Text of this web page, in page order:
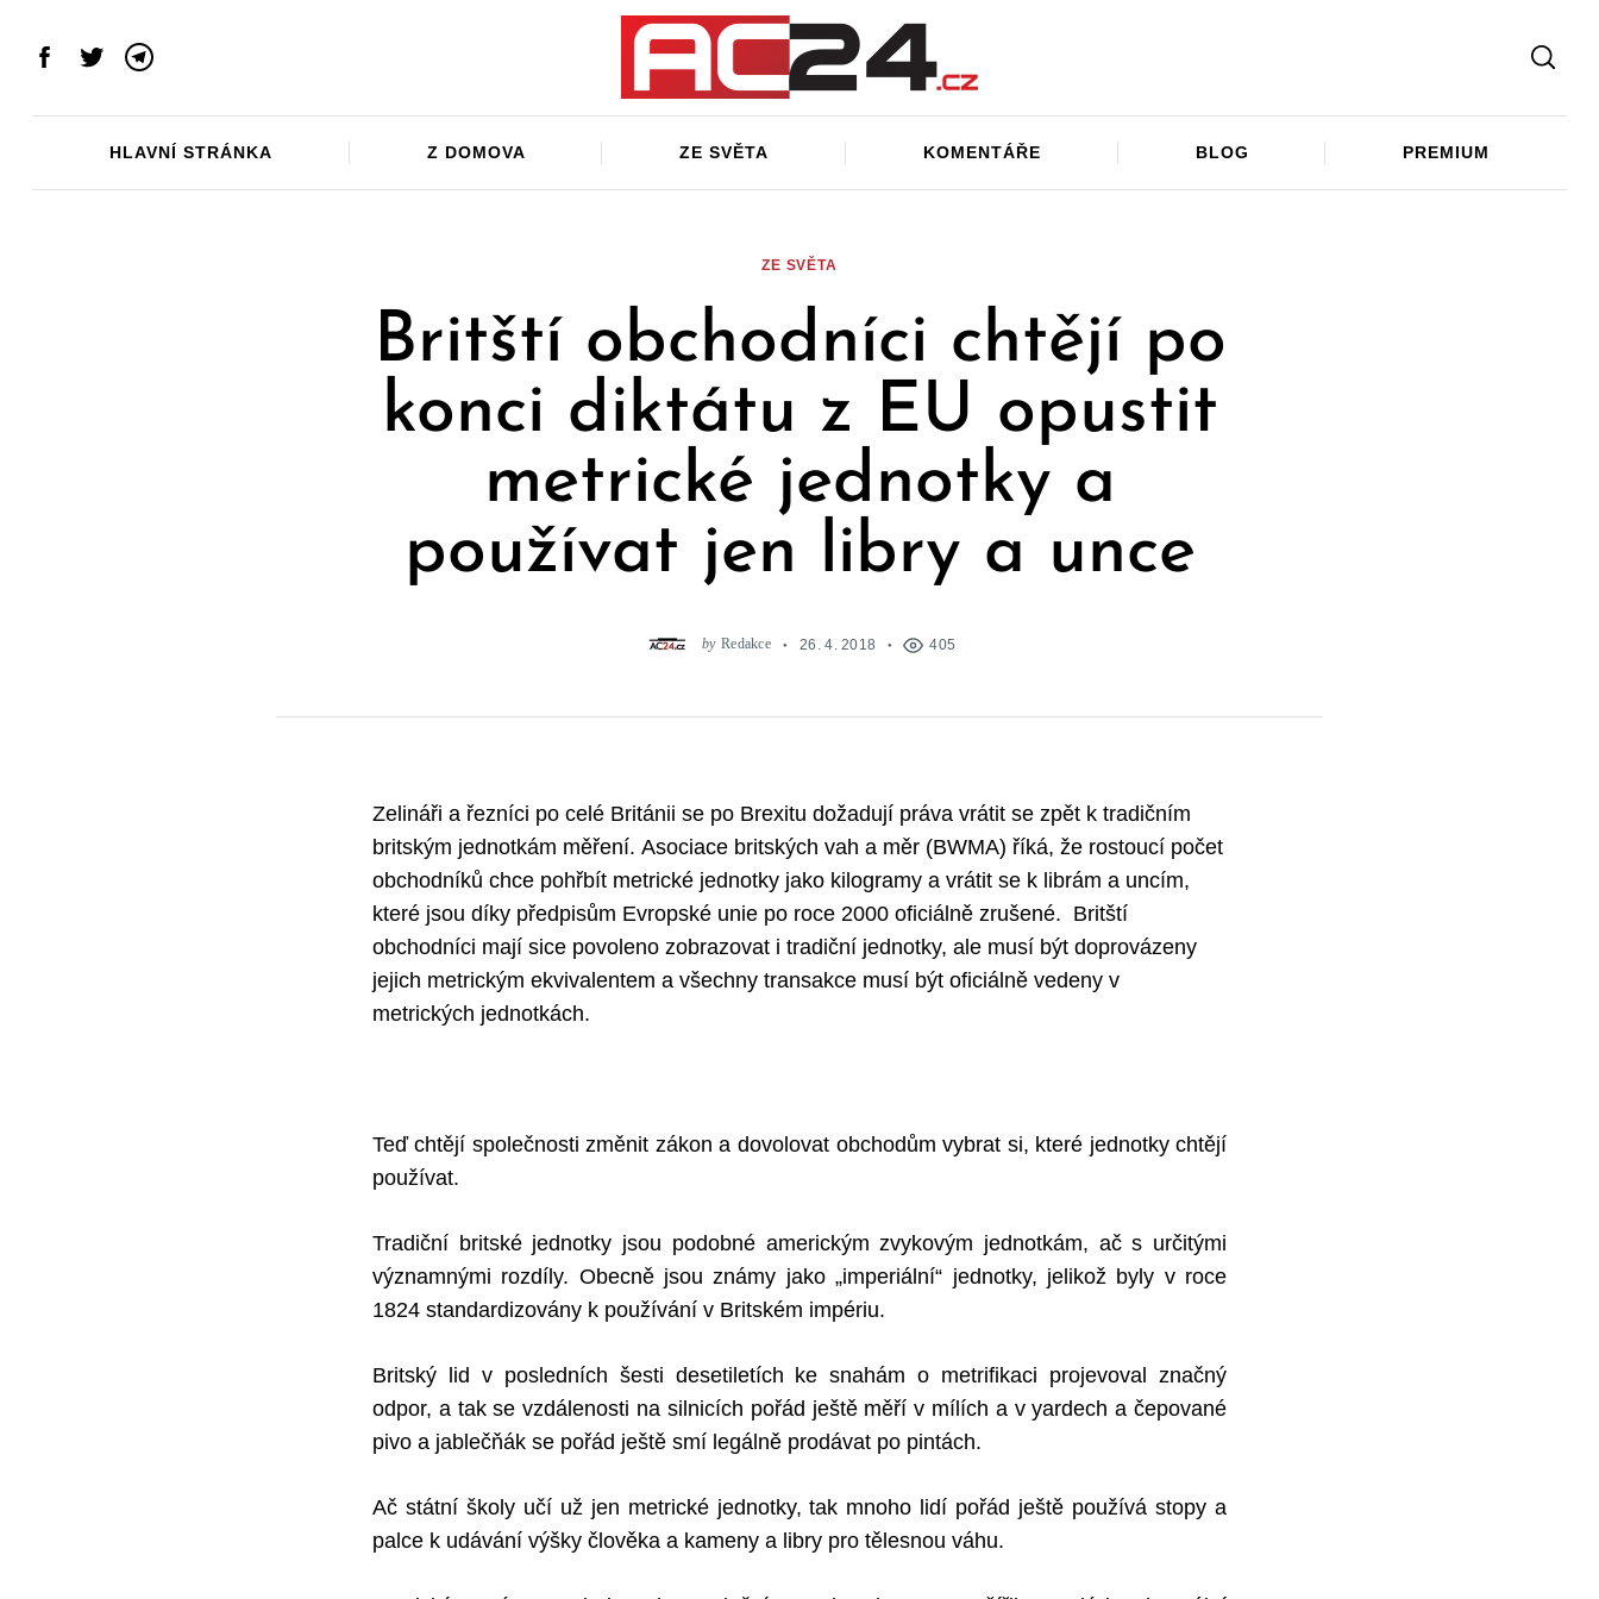
Facebook
TwitterTelegram
HLAVNÍ STRÁNKA Z DOMOVA ZE SVĚTA KOMENTÁŘE BLOG PREMIUM
ZE SVĚTA
Britští obchodníci chtějí po
konci diktátu z EU opustit
metrické jednotky a
používat jen libry a unce
by Redakce 26. 4. 2018 405
Zelináři a řezníci po celé Británii se po Brexitu dožadují práva vrátit se zpět k tradičním
britským jednotkám měření. Asociace britských vah a měr (BWMA) říká, že rostoucí počet
obchodníků chce pohřbít metrické jednotky jako kilogramy a vrátit se k librám a uncím,
které jsou díky předpisům Evropské unie po roce 2000 oficiálně zrušené. Britští
obchodníci mají sice povoleno zobrazovat i tradiční jednotky, ale musí být doprovázeny
jejich metrickým ekvivalentem a všechny transakce musí být oficiálně vedeny v
metrických jednotkách.
Teď chtějí společnosti změnit zákon a dovolovat obchodům vybrat si, které jednotky chtějí
používat.
Tradiční britské jednotky jsou podobné americkým zvykovým jednotkám, ač s určitými
významnými rozdíly. Obecně jsou známy jako „imperiální“ jednotky, jelikož byly v roce
1824 standardizovány k používání v Britském impériu.
Britský lid v posledních šesti desetiletích ke snahám o metrifikaci projevoval značný
odpor, a tak se vzdálenosti na silnicích pořád ještě měří v mílích a v yardech a čepované
pivo a jablečňák se pořád ještě smí legálně prodávat po pintách.
Ač státní školy učí už jen metrické jednotky, tak mnoho lidí pořád ještě používá stopy a
palce k udávání výšky člověka a kameny a libry pro tělesnou váhu.